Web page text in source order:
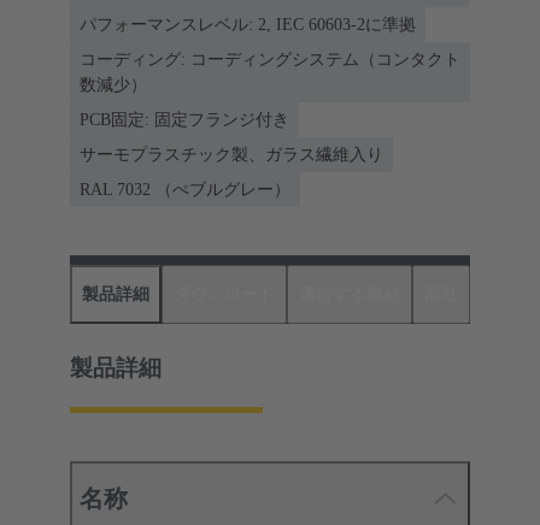
パフォーマンスレベル: 2, IEC 60603-2に準拠
コーディング: コーディングシステム（コンタクト
数減少）
PCB固定: 固定フランジ付き
サーモプラスチック製、ガラス繊維入り
RAL 7032 （ぺブルグレー）
製品詳細
製品詳細
名称